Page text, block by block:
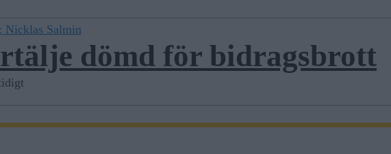
Nicklas Salmin
dömd för bidragsbrott